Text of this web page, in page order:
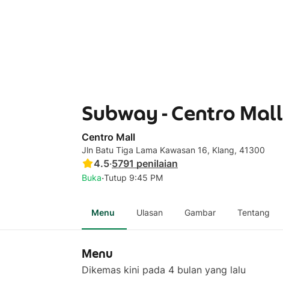
Subway - Centro Mall
Centro Mall
Jln Batu Tiga Lama Kawasan 16, Klang, 41300
4.5·5791 penilaian
Buka·Tutup 9:45 PM
Menu Ulasan Gambar Tentang
Menu
Dikemas kini pada 4 bulan yang lalu